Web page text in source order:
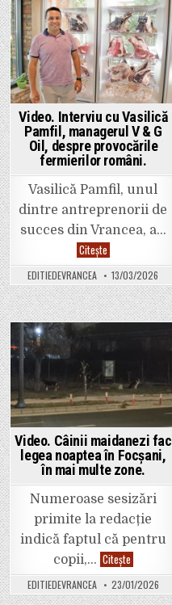
10.000
de
lei
pentru
oamenii
care
și-
au
pierdut
casele
în
incendiul
de
la
Soveja.
Posted
in
Video. Interviu cu Vasilică
Pamfil, managerul V & G
Oil, despre provocările
fermierilor români.
Vasilică Pamfil, unul
dintre antreprenorii de
succes din Vrancea, a…
CiteșteVideo.
Interviu
cu
Vasilică
Pamfil,
managerul
V
&
despre
provocările
fermierilor
români.
EDITIEDEVRANCEA 13/03/2026
Posted
Video. Câinii maidanezi fac
legea noaptea în Focșani,
în mai multe zone.
Numeroase sesizări
primite la redacție
indică faptul că pentru
copii,… CiteșteVideo.
Câinii
maidanezi
fac
legea
EDITIEDEVRANCEA 23/01/2026